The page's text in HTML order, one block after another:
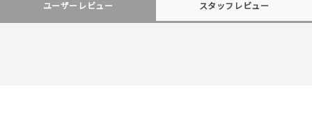
ユーザーレビュー スタッフレビュー